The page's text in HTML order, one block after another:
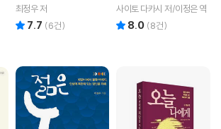
최정우 저
7.7 (6건)
사이토 다카시 저/이정은 역
8.0 (8건)